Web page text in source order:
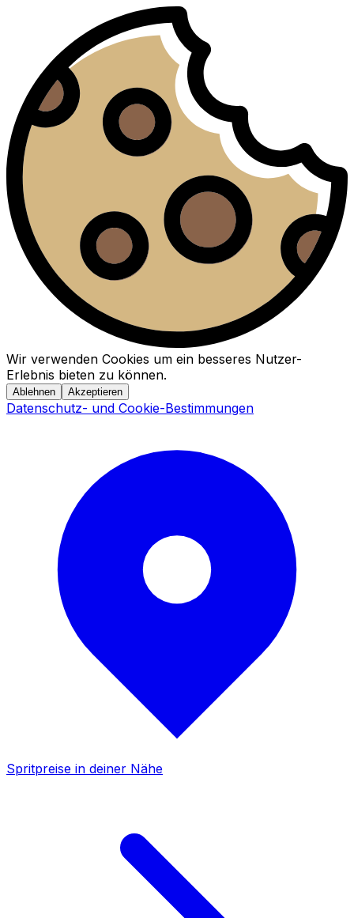
Wir verwenden Cookies um ein besseres Nutzer-
Erlebnis bieten zu können.
Ablehnen Akzeptieren
Datenschutz- und Cookie-Bestimmungen
Spritpreise in deiner Nähe